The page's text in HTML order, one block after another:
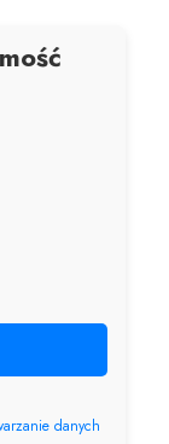
danych